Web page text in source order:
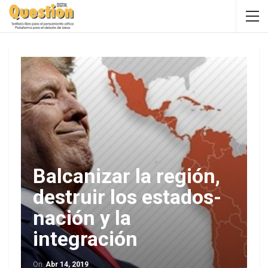
Balcanizar la región,
destruir los estados-
nación y la
integración
OnAbr 14, 2019